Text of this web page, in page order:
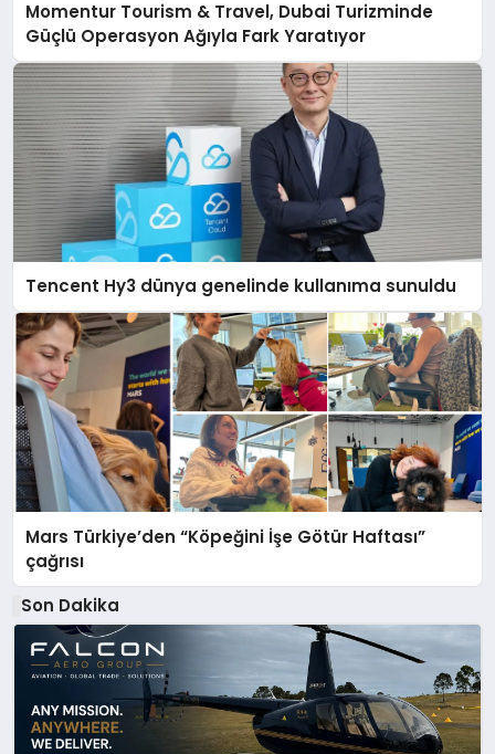
Momentur Tourism & Travel, Dubai Turizminde
Güçlü Operasyon Ağıyla Fark Yaratıyor
Tencent Hy3 dünya genelinde kullanıma sunuldu
Mars Türkiye’den “Köpeğini İşe Götür Haftası”
çağrısı
Son Dakika